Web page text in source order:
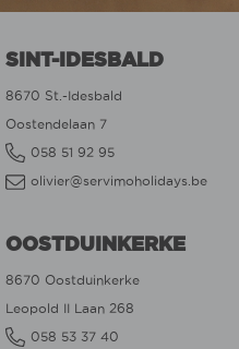
SINT-IDESBALD
8670 St.-Idesbald
Oostendelaan 7
058 51 92 95
olivier@servimoholidays.be
OOSTDUINKERKE
8670 Oostduinkerke
Leopold II Laan 268
058 53 37 40